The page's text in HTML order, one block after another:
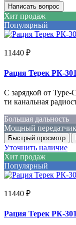
Написать вопрос
Хит продаж
Популярный
11440 ₽
Рация Терек РК-
С зарядкой от
ти канальная
Большая дальность
Мощный передатчик
Быстрый просмотр
Уточнить наличие
Хит продаж
Популярный
11440 ₽
Рация Терек РК-